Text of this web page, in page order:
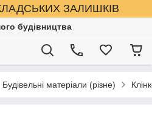
ЗАЛИШКІВ
будівництва
Будівельні матеріали (різне)